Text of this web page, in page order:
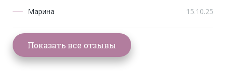
Марина
15.10.25